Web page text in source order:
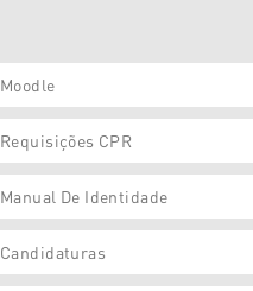
Moodle
Requisições CPR
Manual De Identidade
Candidaturas